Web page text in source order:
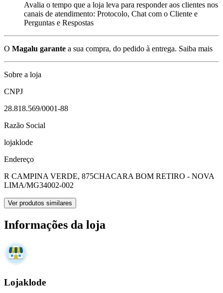
Avalia o tempo que a loja leva para responder aos clientes nos
canais de atendimento: Protocolo, Chat com o Cliente e
Perguntas e Respostas
O Magalu garante a sua compra, do pedido à entrega. Saiba mais
Sobre a loja
CNPJ
28.818.569/0001-88
Razão Social
lojaklode
Endereço
R CAMPINA VERDE, 875CHACARA BOM RETIRO - NOVA
LIMA/MG34002-002
Ver produtos similares
Informações da loja
Lojaklode